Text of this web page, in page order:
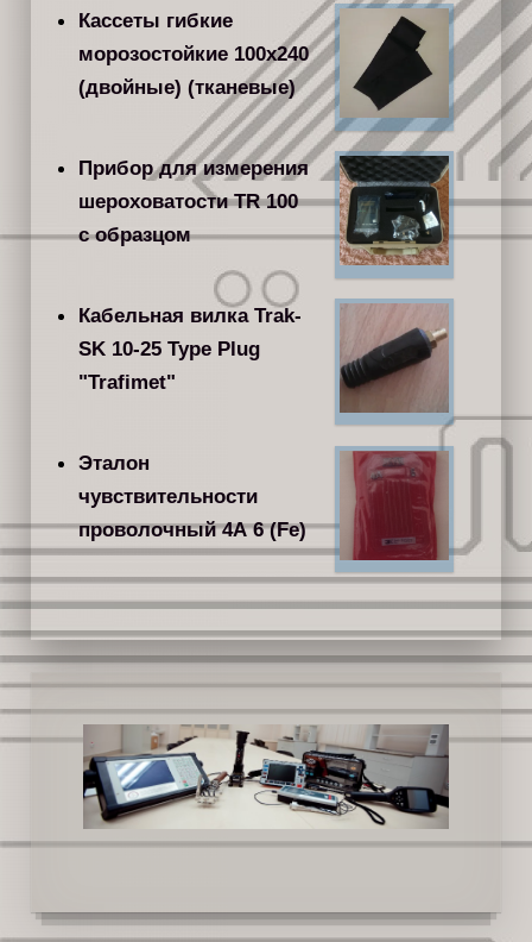
Кассеты гибкие
морозостойкие 100x240
(двойные) (тканевые)
Прибор для измерения
шероховатости TR 100
с образцом
Кабельная вилка Trak-
SK 10-25 Type Plug
"Trafimet"
Эталон
чувствительности
проволочный 4А 6 (Fe)